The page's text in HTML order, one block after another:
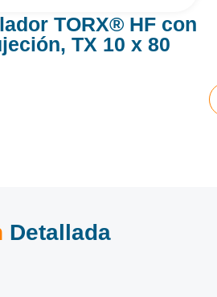
TORX® HF con
TX 10 x 80
Detallada